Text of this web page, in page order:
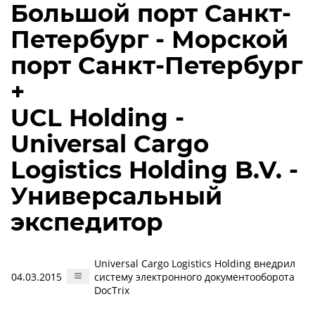
Большой порт Санкт-
Петербург - Морской
порт Санкт-Петербург
+
UCL Holding -
Universal Cargo
Logistics Holding B.V. -
Универсальный
экспедитор
04.03.2015
Universal Cargo Logistics Holding внедрил
систему электронного документооборота
DocTrix